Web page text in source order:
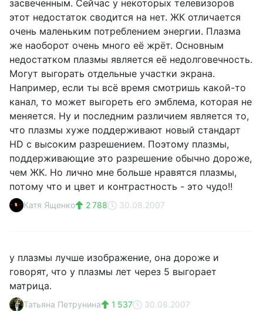
засвеченным. Сейчас у некоторых телевизоров
этот недостаток сводится на нет. ЖК отличается
очень маленьким потреблением энергии. Плазма
же наоборот очень много её жрёт. Основным
недостатком плазмы является её недолговечность.
Могут выгорать отдельные участки экрана.
Например, если ты всё время смотришь какой-то
канал, то может выгореть его эмблема, которая не
меняется. Ну и последним различием является то,
что плазмы хуже поддерживают новый стандарт
HD с высоким разрешением. Поэтому плазмы,
поддерживающие это разрешение обычно дороже,
чем ЖК. Но лично мне больше нравятся плазмы,
потому что и цвет и контрастность - это чудо!!
Катя Ященко 2 788 30.08.2007
у плазмы лучше изображение, она дороже и
говорят, что у плазмы лет через 5 выгорает
матрица.
Татьяна Петрунина 1 537 30.08.2007